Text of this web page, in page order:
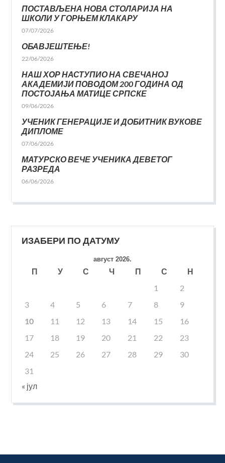
ПОСТАВЉЕНА НОВА СТОЛАРИЈА НА
ШКОЛИ У ГОРЊЕМ КЛАКАРУ
07/07/2026
ОБАВЈЕШТЕЊЕ!
22/06/2026
НАШ ХОР НАСТУПИО НА СВЕЧАНОЈ
АКАДЕМИЈИ ПОВОДОМ 200 ГОДИНА ОД
ПОСТОЈАЊА МАТИЦЕ СРПСКЕ
09/06/2026
УЧЕНИК ГЕНЕРАЦИЈЕ И ДОБИТНИК ВУКОВЕ
ДИПЛОМЕ
07/06/2026
МАТУРСКО ВЕЧЕ УЧЕНИКА ДЕВЕТОГ
РАЗРЕДА
06/06/2026
ИЗАБЕРИ ПО ДАТУМУ
август 2026.
П У С Ч П С
Н
1
2
3
4 5 6 7 8
9
10
11 12 13 14 15
16
17
18 19 20 21 22
23
24
25 26 27 28 29
30
31
« јул